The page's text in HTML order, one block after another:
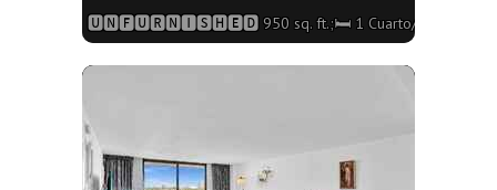
🆄🅽🅵🆄🆁🅽🅸🆂🅷🅴🅳 950 sq. ft.;🛏 1 Cuarto/🛁2 Baños